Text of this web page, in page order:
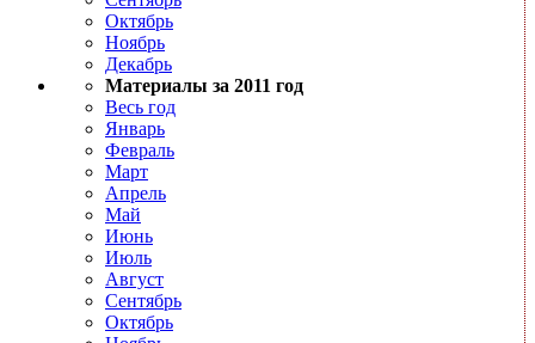
Октябрь
Ноябрь
Декабрь
Материалы за 2011 год
Весь год
Январь
Февраль
Март
Апрель
Май
Июнь
Июль
Август
Сентябрь
Октябрь